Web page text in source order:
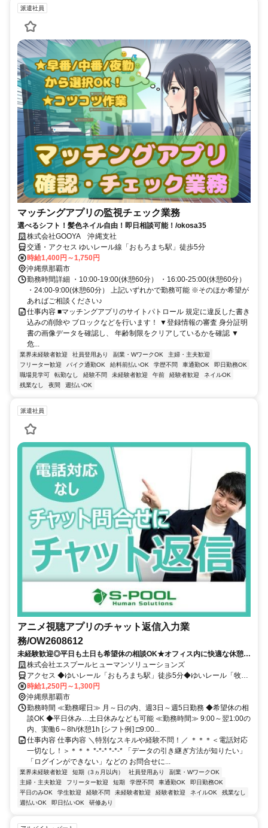
派遣社員
マッチングアプリの監視チェック業務
選べるシフト！髪色ネイル自由！即日相談可能！/okosa35
株式会社GOOYA 沖縄支社
交通・アクセス ゆいレール線「おもろまち駅」徒歩5分
時給1,400円～1,750円
沖縄県那覇市
勤務時間詳細 ・10:00-19:00(休憩60分） ・16:00-25:00(休憩60分）
・24:00-9:00(休憩60分） 上記いずれかで勤務可能 ※そのほか希望が
あればご相談ください♪
仕事内容 ■マッチングアプリのサイトパトロール 規定に違反した書き
込みの削除や ブロックなどを⾏います！ ▼登録情報の審査 ⾝分証明
書の画像データを確認し、 年齢制限をクリアしているかを確認 ▼
危...
業界未経験者歓迎 社員登用あり 副業・WワークOK
主婦・主夫歓迎
フリーター歓迎
バイク通勤OK 給料前払いOK 学歴不問 車通勤OK
即日勤務OK
職場見学可
転勤なし 経験不問 未経験者歓迎 午前 経験者歓迎
ネイルOK
残業なし
夜間 週払いOK
派遣社員
アニメ視聴アプリのチャット返信入力業
務/OW2608612
未経験歓迎◎平日も土日も希望休の相談OK★オフィス内に快適な休憩ス
ペース＆近辺にはコンビニあり！
株式会社エスプールヒューマンソリューションズ
アクセス ◆ゆいレール「おもろまち駅」徒歩5分◆ゆいレール「牧志
駅」徒歩13分◆車通勤OK(当社規定有)/駐車場完備
時給1,250円～1,300円
沖縄県那覇市
勤務時間 ≪勤務曜日≫ 月～日の内、週3日～週5日勤務 ◆希望休の相
談OK ◆平日休み…土日休みなども可能 ≪勤務時間≫ 9:00～翌1:00の
内、実働6～8h/休憩1h [シフト例] □9:00...
仕事内容 仕事内容 ＼特別なスキルや経験不問！／ ＊＊＊＜電話対応
一切なし！＞＊＊＊ *-*-* *-*-* 「データの引き継ぎ方法が知りたい」
「ログインができない」などの お問合せに...
業界未経験者歓迎 短期（3ヵ月以内） 社員登用あり
副業・WワークOK
主婦・主夫歓迎
フリーター歓迎 短期 学歴不問 車通勤OK
即日勤務OK
平日のみOK
学生歓迎 経験不問 未経験者歓迎 経験者歓迎 ネイルOK
残業なし
週払いOK
即日払いOK 研修あり